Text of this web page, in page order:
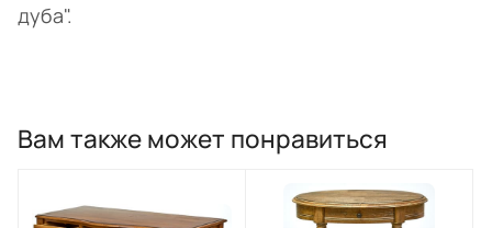
дуба".
Вам также может понравиться